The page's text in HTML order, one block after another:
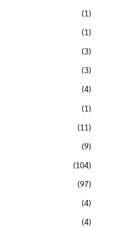
(1)
(1)
(3)
(3)
(4)
(1)
(11)
(9)
(104)
(97)
(4)
(4)